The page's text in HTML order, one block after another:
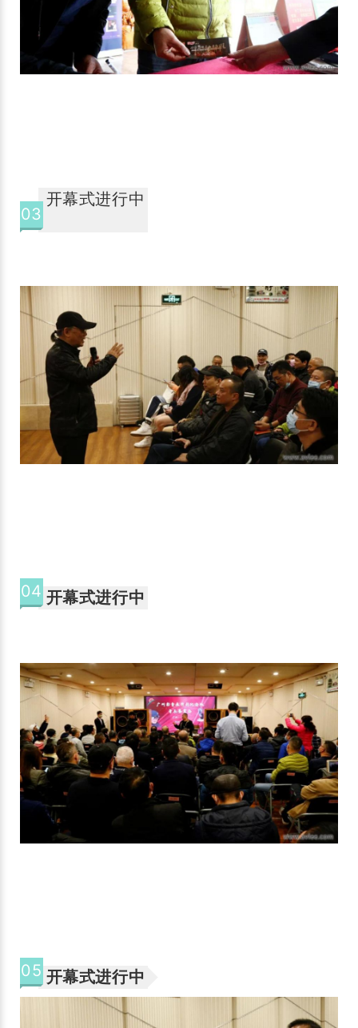
03
开幕式进行中
04 开幕式进行中
05 开幕式进行中